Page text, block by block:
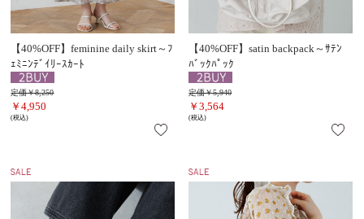
【40%OFF】feminine daily skirt～ﾌ
ｪﾐﾆﾝﾃﾞｲﾘｰｽｶｰﾄ
定価￥8,250
￥4,950
(税込)
【40%OFF】satin backpack～ｻﾃﾝ
ﾊﾞｯｸﾊﾟｯｸ
定価￥5,940
￥3,564
(税込)